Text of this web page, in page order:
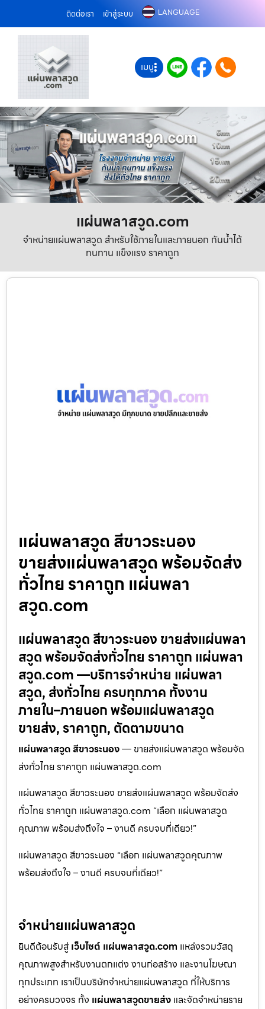
ติดต่อเรา เข้าสู่ระบบ LANGUAGE
เมนู
แผ่นพลาสวูด.com
จำหน่ายแผ่นพลาสวูด สำหรับใช้ภายในและภายนอก กันน้ำได้
ทนทาน แข็งแรง ราคาถูก
แผ่นพลาสวูด สีขาวระนอง
ขายส่งแผ่นพลาสวูด พร้อมจัดส่ง
ทั่วไทย ราคาถูก แผ่นพลา
สวูด.com
แผ่นพลาสวูด สีขาวระนอง ขายส่งแผ่นพลา
สวูด พร้อมจัดส่งทั่วไทย ราคาถูก แผ่นพลา
สวูด.com —บริการจำหน่าย แผ่นพลา
สวูด, ส่งทั่วไทย ครบทุกภาค ทั้งงาน
ภายใน–ภายนอก พร้อมแผ่นพลาสวูด
ขายส่ง, ราคาถูก, ตัดตามขนาด
แผ่นพลาสวูด สีขาวระนอง— ขายส่งแผ่นพลาสวูด พร้อมจัด
ส่งทั่วไทย ราคาถูก แผ่นพลาสวูด.com
แผ่นพลาสวูด สีขาวระนอง ขายส่งแผ่นพลาสวูด พร้อมจัดส่ง
ทั่วไทย ราคาถูก แผ่นพลาสวูด.com “เลือก แผ่นพลาสวูด
คุณภาพ พร้อมส่งถึงใจ – งานดี ครบจบที่เดียว!”
แผ่นพลาสวูด สีขาวระนอง “เลือก แผ่นพลาสวูดคุณภาพ
พร้อมส่งถึงใจ – งานดี ครบจบที่เดียว!”
จำหน่ายแผ่นพลาสวูด
ยินดีต้อนรับสู่ เว็บไซต์ แผ่นพลาสวูด.com แหล่งรวมวัสดุ
คุณภาพสูงสำหรับงานตกแต่ง งานก่อสร้าง และงานโฆษณา
ทุกประเภท เราเป็นบริษัทจำหน่ายแผ่นพลาสวูด ที่ให้บริการ
อย่างครบวงจร ทั้ง แผ่นพลาสวูดขายส่ง และจัดจำหน่ายราย